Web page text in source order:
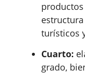
turísticos
Cuarto:
grado,